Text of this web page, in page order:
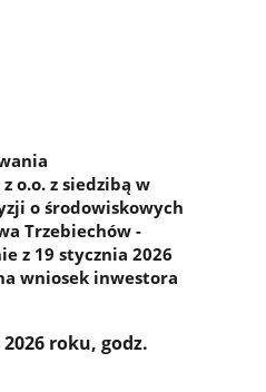
o.o. z siedzibą w
o środowiskowych
Trzebiechów -
z 19 stycznia 2026
na wniosek inwestora
roku, godz.